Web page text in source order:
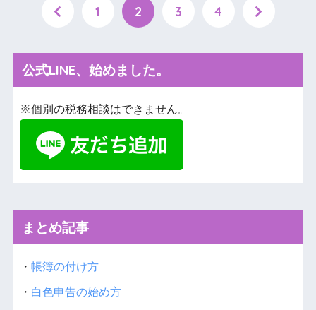
1 2 3 4
公式LINE、始めました。
※個別の税務相談はできません。
まとめ記事
・ 帳簿の付け方
・ 白色申告の始め方